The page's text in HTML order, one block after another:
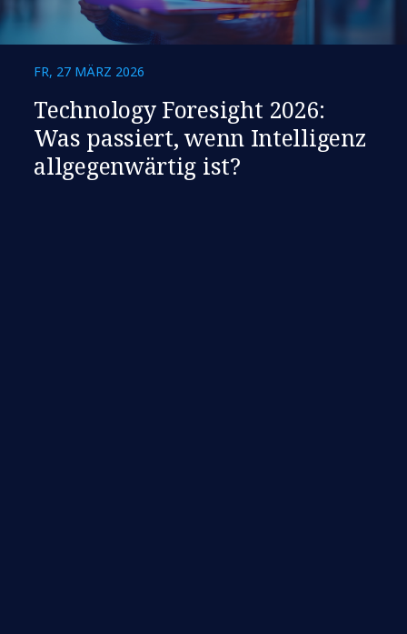
FR, 27 MÄRZ 2026
Technology Foresight 2026:
Was passiert, wenn Intelligenz
allgegenwärtig ist?